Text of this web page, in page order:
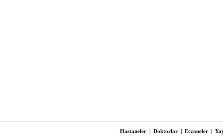
Hastaneler | Doktorlar | Eczaneler |